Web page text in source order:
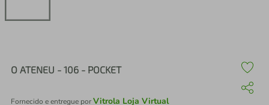
O ATENEU - 106 - POCKET
Fornecido e entregue porVitrola Loja Virtual